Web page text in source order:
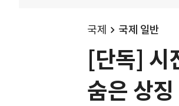
국제 국제 일반
[단독] 시
숨은 상징